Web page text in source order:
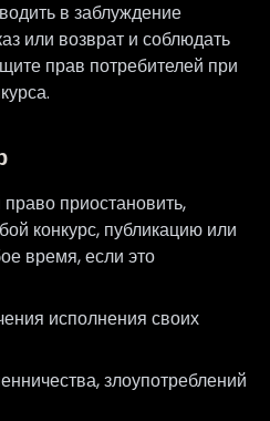
в заблуждение
или возврат и соблюдать
прав потребителей при
приостановить,
конкурс, публикацию или
время, если это
исполнения своих
злоупотреблений